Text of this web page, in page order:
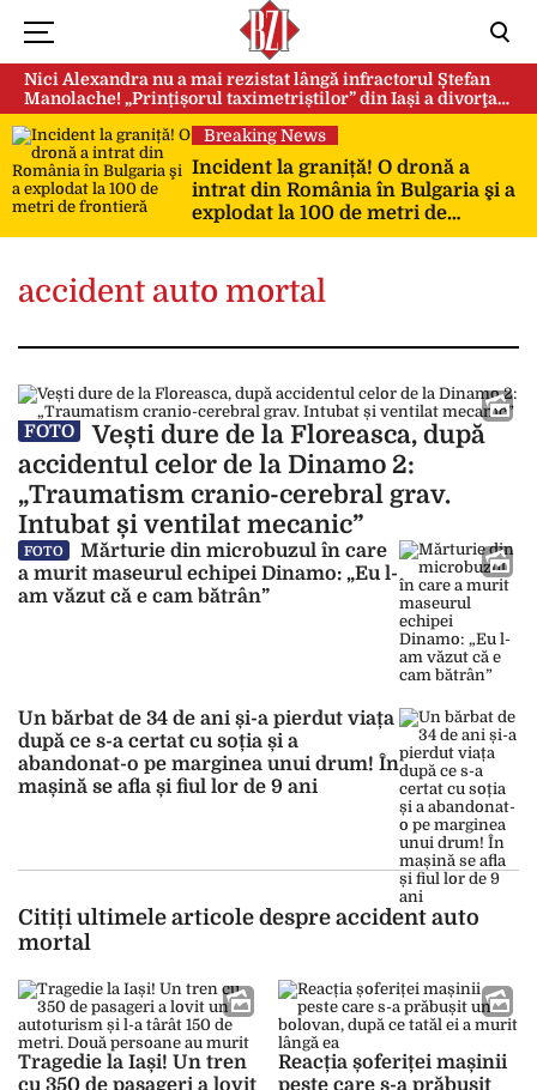
Nici Alexandra nu a mai rezistat lângă infractorul Ștefan
Manolache! „Prințișorul taximetriștilor” din Iași a divorţat
după doi ani de căsnicie
Breaking News
Incident la graniță! O dronă a
intrat din România în Bulgaria şi a
explodat la 100 de metri de
frontieră
accident auto mortal
FOTO
Vești dure de la Floreasca, după
accidentul celor de la Dinamo 2:
„Traumatism cranio-cerebral grav.
Intubat și ventilat mecanic”
FOTO
Mărturie din microbuzul în care
a murit maseurul echipei Dinamo: „Eu l-
am văzut că e cam bătrân”
Un bărbat de 34 de ani și-a pierdut viața
după ce s-a certat cu soția și a
abandonat-o pe marginea unui drum! În
mașină se afla și fiul lor de 9 ani
Citiți ultimele articole despre accident auto
mortal
Tragedie la Iași! Un tren
cu 350 de pasageri a lovit
Reacția șoferiței mașinii
peste care s-a prăbușit